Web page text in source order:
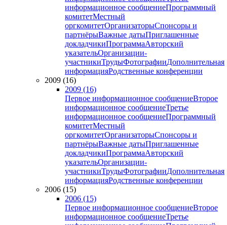
информационное сообщениеПрограммный
комитетМестный
оргкомитетОрганизаторыСпонсоры и
партнёрыВажные датыПриглашенные
докладчикиПрограммаАвторский
указательОрганизации-
участникиТрудыФотографииДополнительная
информацияРодственные конференции
2009 (16)
2009 (16)
Первое информационное сообщениеВторое
информационное сообщениеТретье
информационное сообщениеПрограммный
комитетМестный
оргкомитетОрганизаторыСпонсоры и
партнёрыВажные датыПриглашенные
докладчикиПрограммаАвторский
указательОрганизации-
участникиТрудыФотографииДополнительная
информацияРодственные конференции
2006 (15)
2006 (15)
Первое информационное сообщениеВторое
информационное сообщениеТретье